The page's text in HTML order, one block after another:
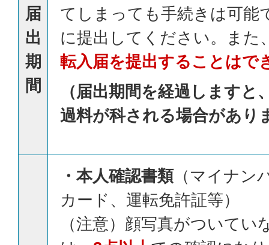
届
出
期
間
てしまっても手続きは可能
に提出してください。また
転入届を提出することはで
（届出期間を経過しますと
過料が科される場合があり
・本人確認書類（マイナン
カード、運転免許証等）
（注意）顔写真がついてい